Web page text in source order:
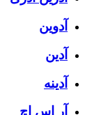
آدوین
آدین
آدینه
آر اس اچ